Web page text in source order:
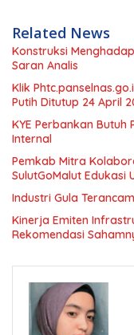
Related News
Konstruksi
Saran Analis
Klik
Putih Ditutup 24 April
KYE Perbankan
Internal
Pemkab Mitra
SulutGoMalut Edukasi
Industri Gula
Kinerja Emiten
Rekomendasi